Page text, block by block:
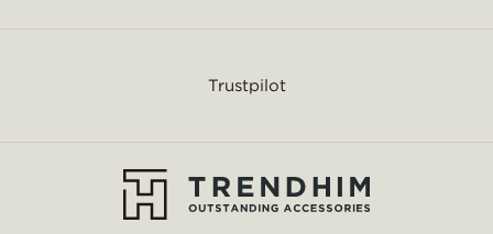
Trustpilot